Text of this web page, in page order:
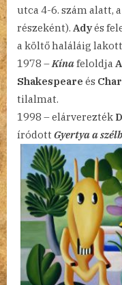
utca 4-6. szám alatt,
részeként). Adyés
a költő haláláig
1978 –Kínafeloldja
Shakespeare és
tilalmat.
1998 – elárverezték
íródott Gyertya a